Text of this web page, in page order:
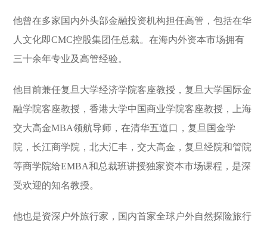
他曾在多家国内外头部金融投资机构担任高管，包括在华
人文化即CMC控股集团任总裁。在海内外资本市场拥有
三十余年专业及高管经验。
他目前兼任复旦大学经济学院客座教授，复旦大学国际金
融学院客座教授，香港大学中国商业学院客座教授，上海
交大高金MBA领航导师，在清华五道口，复旦国金学
院，长江商学院，北大汇丰，交大高金，复旦经院和管院
等商学院给EMBA和总裁班讲授独家资本市场课程，是深
受欢迎的知名教授。
他也是资深户外旅行家，国内首家全球户外自然探险旅行